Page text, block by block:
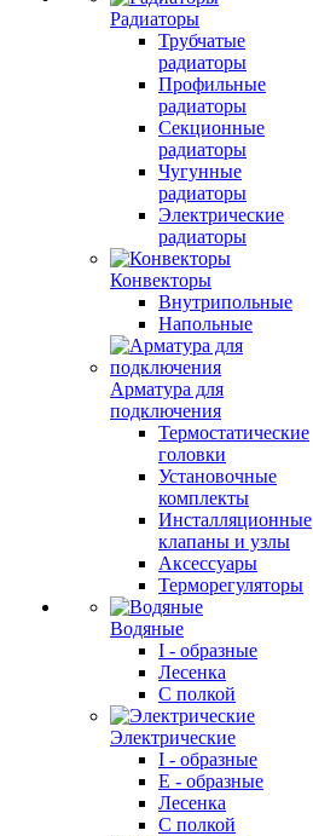
Радиаторы
Трубчатые
радиаторы
Профильные
радиаторы
Секционные
радиаторы
Чугунные
радиаторы
Электрические
радиаторы
Конвекторы
Внутрипольные
Напольные
Арматура для
подключения
Термостатические
головки
Установочные
комплекты
Инсталляционные
клапаны и узлы
Аксессуары
Терморегуляторы
Водяные
I - образные
Лесенка
С полкой
Электрические
I - образные
E - образные
Лесенка
С полкой